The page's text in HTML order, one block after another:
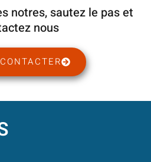
notres, sautez le pas et
nous